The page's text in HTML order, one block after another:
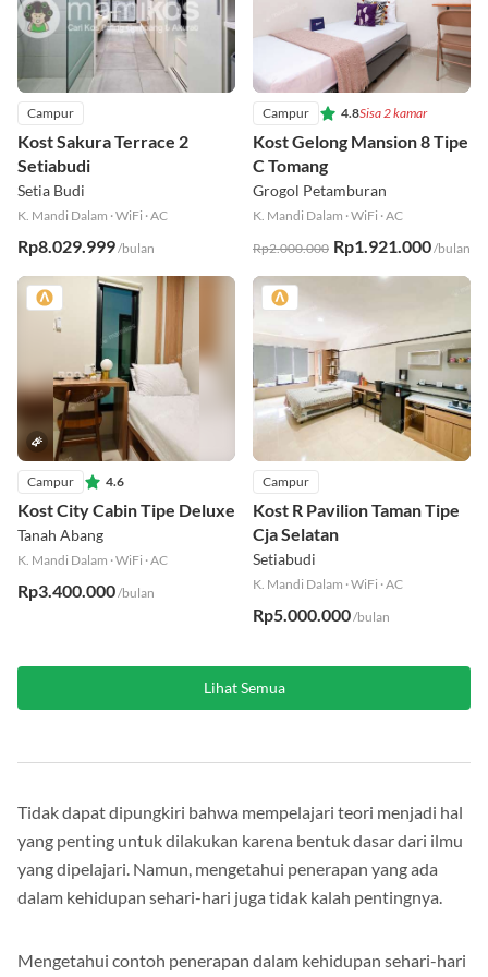
Campur
Kost Sakura Terrace 2
Setiabudi
Setia Budi
K. Mandi Dalam ·WiFi ·AC
Rp8.029.999/bulan
Campur 4.8Sisa 2 kamar
Kost Gelong Mansion 8 Tipe
C Tomang
Grogol Petamburan
K. Mandi Dalam ·WiFi ·AC
Rp2.000.000 Rp1.921.000/bulan
Campur 4.6
Kost City Cabin Tipe Deluxe
Tanah Abang
K. Mandi Dalam ·WiFi ·AC
Rp3.400.000/bulan
Campur
Kost R Pavilion Taman Tipe
Cja Selatan
Setiabudi
K. Mandi Dalam ·WiFi ·AC
Rp5.000.000/bulan
Lihat Semua
Tidak dapat dipungkiri bahwa mempelajari teori menjadi hal
yang penting untuk dilakukan karena bentuk dasar dari ilmu
yang dipelajari. Namun, mengetahui penerapan yang ada
dalam kehidupan sehari-hari juga tidak kalah pentingnya.
Mengetahui contoh penerapan dalam kehidupan sehari-hari